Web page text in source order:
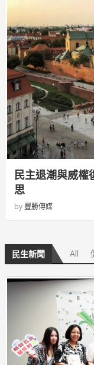
民主退潮與威
思
by 豐勝傳媒
民生新聞 All